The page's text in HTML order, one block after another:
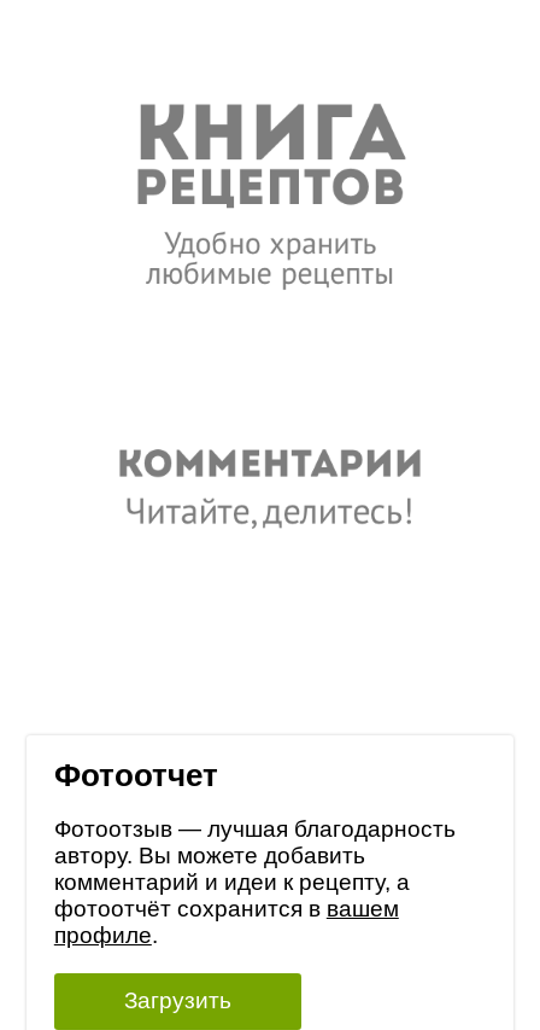
Фотоотчет
Фотоотзыв — лучшая благодарность
автору. Вы можете добавить
комментарий и идеи к рецепту, а
фотоотчёт сохранится в вашем
профиле.
Загрузить